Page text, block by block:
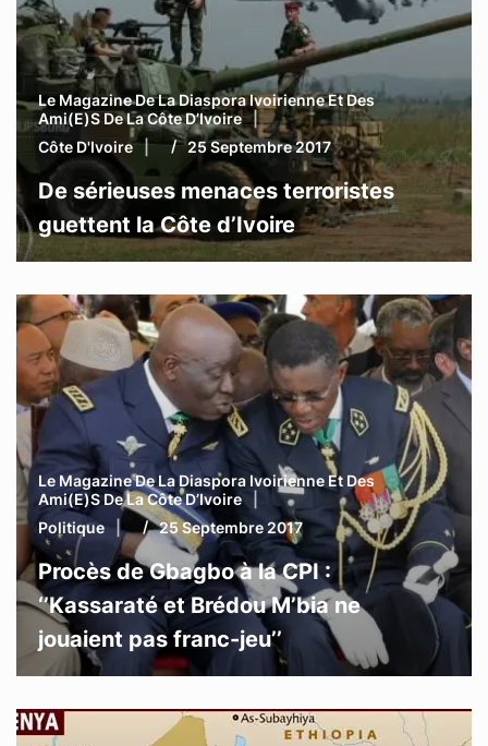
Le Magazine De La Diaspora Ivoirienne Et Des
Ami(e)s De La Côte D’Ivoire
Côte D'Ivoire
25 Septembre 2017
De sérieuses menaces terroristes
guettent la Côte d’Ivoire
Le Magazine De La Diaspora Ivoirienne Et Des
Ami(e)s De La Côte D’Ivoire
Politique
25 Septembre 2017
Procès de Gbagbo à la CPI :
‘’Kassaraté et Brédou M’bia ne
jouaient pas franc-jeu’’